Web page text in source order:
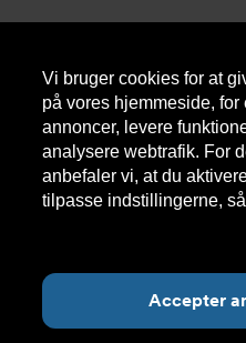
Vi bruger cookies for at
på vores hjemmeside,
annoncer, levere
analysere webtrafik. For
anbefaler vi, at du
tilpasse indstillingerne,
Accepter
Bæredygtighed
Kontakt
os